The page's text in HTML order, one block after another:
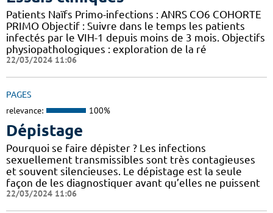
Patients Naïfs Primo-infections : ANRS CO6 COHORTE
PRIMO Objectif : Suivre dans le temps les patients
infectés par le VIH-1 depuis moins de 3 mois. Objectifs
physiopathologiques : exploration de la ré
22/03/2024 11:06
PAGES
relevance: 100%
Dépistage
Pourquoi se faire dépister ? Les infections
sexuellement transmissibles sont très contagieuses
et souvent silencieuses. Le dépistage est la seule
façon de les diagnostiquer avant qu’elles ne puissent
22/03/2024 11:06